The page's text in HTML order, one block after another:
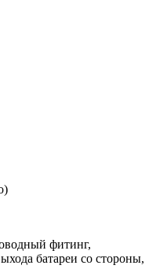
фитинг,
батареи со стороны,